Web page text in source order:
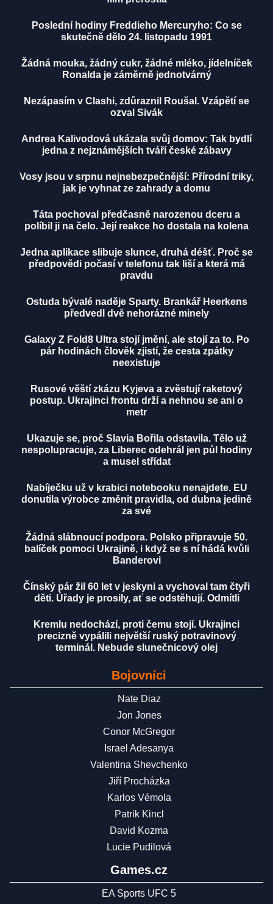
Poslední hodiny Freddieho Mercuryho: Co se
skutečně dělo 24. listopadu 1991
Žádná mouka, žádný cukr, žádné mléko, jídelníček
Ronalda je záměrně jednotvárný
Nezápasím v Clashi, zdůraznil Roušal. Vzápětí se
ozval Sivák
Andrea Kalivodová ukázala svůj domov: Tak bydlí
jedna z nejznámějších tváří české zábavy
Vosy jsou v srpnu nejnebezpečnější: Přírodní triky,
jak je vyhnat ze zahrady a domu
Táta pochoval předčasně narozenou dceru a
políbil ji na čelo. Její reakce ho dostala na kolena
Jedna aplikace slibuje slunce, druhá déšť. Proč se
předpovědi počasí v telefonu tak liší a která má
pravdu
Ostuda bývalé naděje Sparty. Brankář Heerkens
předvedl dvě nehorázné minely
Galaxy Z Fold8 Ultra stojí jmění, ale stojí za to. Po
pár hodinách člověk zjistí, že cesta zpátky
neexistuje
Rusové věští zkázu Kyjeva a zvěstují raketový
postup. Ukrajinci frontu drží a nehnou se ani o
metr
Ukazuje se, proč Slavia Bořila odstavila. Tělo už
nespolupracuje, za Liberec odehrál jen půl hodiny
a musel střídat
Nabíječku už v krabici notebooku nenajdete. EU
donutila výrobce změnit pravidla, od dubna jedině
za své
Žádná slábnoucí podpora. Polsko připravuje 50.
balíček pomoci Ukrajině, i když se s ní hádá kvůli
Banderovi
Čínský pár žil 60 let v jeskyni a vychoval tam čtyři
děti. Úřady je prosily, ať se odstěhují. Odmítli
Kremlu nedochází, proti čemu stojí. Ukrajinci
precizně vypálili největší ruský potravinový
terminál. Nebude slunečnicový olej
Bojovníci
Nate Diaz
Jon Jones
Conor McGregor
Israel Adesanya
Valentina Shevchenko
Jiří Procházka
Karlos Vémola
Patrik Kincl
David Kozma
Lucie Pudilová
Games.cz
EA Sports UFC 5